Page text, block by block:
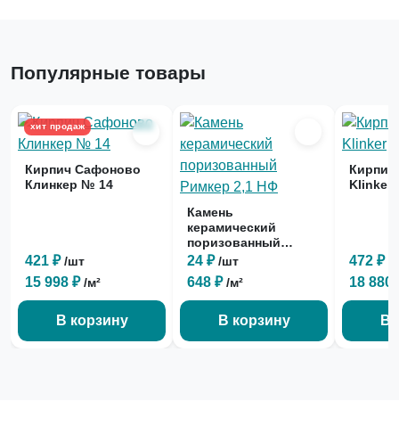
Популярные товары
Кирпич Сафоново
Клинкер № 14
421 ₽/шт
15 998 ₽/м²
хит продаж
В корзину
Камень
керамический
поризованный
Римкер 2,1 НФ
24 ₽/шт
648 ₽/м²
В корзину
Кирпич
Klinker
472 ₽
18 880
В